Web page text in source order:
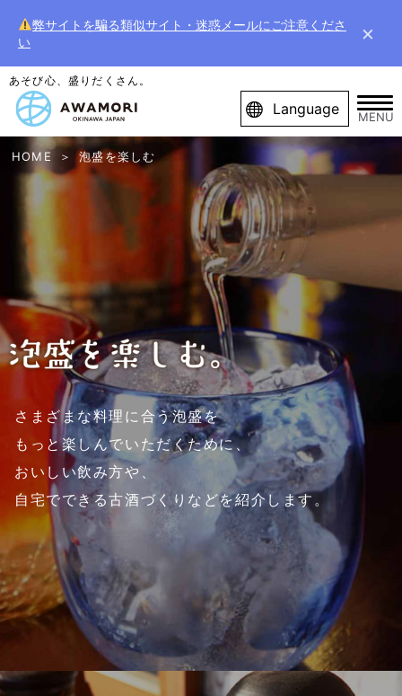
弊サイトを騙る類似サイト・迷惑メールにご注意くださ
い
×
あそび心、盛りだくさん。
Language MENU
HOME 泡盛を楽しむ
さまざまな料理に合う泡盛を
もっと楽しんでいただくために、
おいしい飲み方や、
自宅でできる古酒づくりなどを紹介します。